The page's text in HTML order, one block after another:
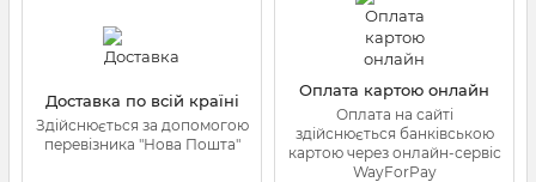
Доставка по всій країні
Здійснюється за допомогою
перевізника "Нова Пошта"
Оплата картою онлайн
Оплата на сайті
здійснюється банківською
картою через онлайн-сервіс
WayForPay